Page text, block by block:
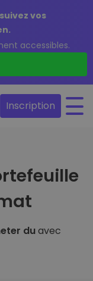
vos
accessibles.
Inscription
duavec